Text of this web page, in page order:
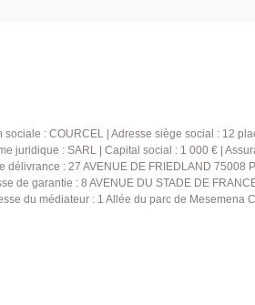
: COURCEL | Adresse siège social : 12
juridique : SARL | Capital social : 1 000 € |
: 27 AVENUE DE FRIEDLAND 75008
de garantie : 8 AVENUE DU STADE DE
du médiateur : 1 Allée du parc de Mesemena